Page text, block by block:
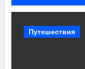
Путешествия